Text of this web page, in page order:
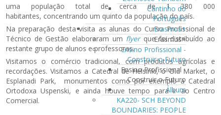
Cantinho do
Português
Erasmus+
Erasmus+
Ensino Profissional -
Construir o Futuro
Ensino Profissional -
Construir o Futuro
Álbum
KA220- SCH BEYOND
BOUNDARIES: PEOPLE
uma população total de cerca de 1 380 000
habitantes, concentrando um quinto da população do país.
Na preparação desta visita as alunas do Curso Profissional de
Técnico de Gestão elaboraram um flyer que foi distribuído ao
restante grupo de alunos e professoras.
Visitamos o comércio tradicional, com produtos agrícolas e
recordações. Visitamos a Catedral de Helsinki, o Old Market, o
Esplanadi Park, monumentos como por exemplo a Catedral
Ortodoxa Uspenski, e ainda houve tempo para ir ao Centro
Comercial.